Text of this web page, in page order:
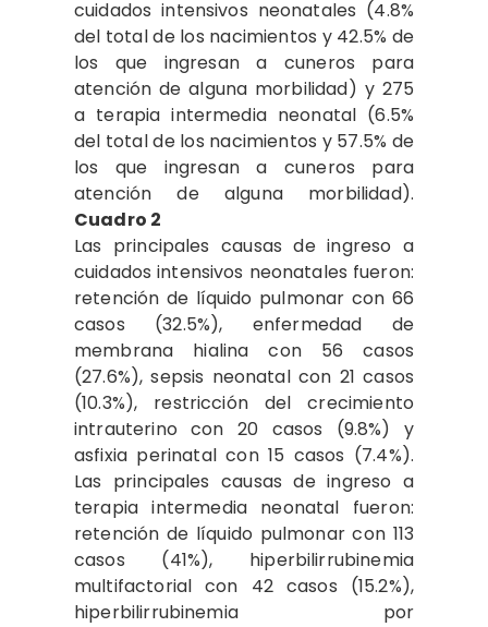
cuidados intensivos neonatales (4.8%
del total de los nacimientos y 42.5% de
los que ingresan a cuneros para
atención de alguna morbilidad) y 275
a terapia intermedia neonatal (6.5%
del total de los nacimientos y 57.5% de
los que ingresan a cuneros para
atención de alguna morbilidad).
Cuadro 2
Las principales causas de ingreso a
cuidados intensivos neonatales fueron:
retención de líquido pulmonar con 66
casos (32.5%), enfermedad de
membrana hialina con 56 casos
(27.6%), sepsis neonatal con 21 casos
(10.3%), restricción del crecimiento
intrauterino con 20 casos (9.8%) y
asfixia perinatal con 15 casos (7.4%).
Las principales causas de ingreso a
terapia intermedia neonatal fueron:
retención de líquido pulmonar con 113
casos (41%), hiperbilirrubinemia
multifactorial con 42 casos (15.2%),
hiperbilirrubinemia por